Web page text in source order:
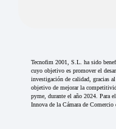
Tecnofim 2001, S.L. ha sido
cuyo objetivo es promover el
investigación de calidad, gracias
objetivo de mejorar la
pyme, durante el año 2024. Para
Innova de la Cámara de